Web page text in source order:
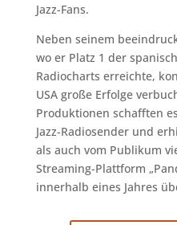
Jazz-Fans.
Neben seinem
wo er Platz 1 der
Radiocharts erreichte,
USA große Erfolge
Produktionen schafften
Jazz-Radiosender und
als auch vom Publikum
Streaming-Plattform
innerhalb eines Jahres